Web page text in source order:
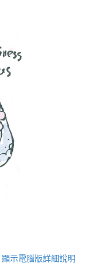
顯示電腦版詳細說明